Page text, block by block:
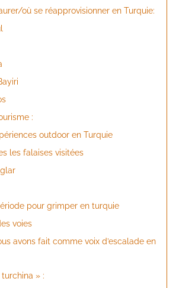
où se réapprovisionner en Turquie:
:
outdoor en Turquie
les falaises visitées
pour grimper en turquie
voies
avons fait comme voix d’escalade en
turchina » :